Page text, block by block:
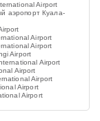
Airport
аэропорт Куала-
Airport
Airport
Airport
Airport
Airport
Airport
Airport
Airport